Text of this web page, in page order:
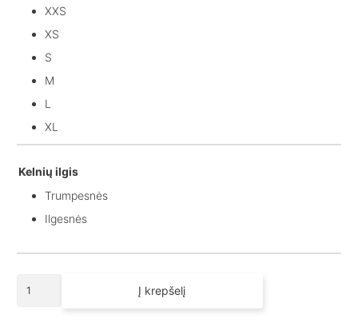
XXS
XS
S
M
L
XL
Kelnių ilgis
Trumpesnės
Ilgesnės
Į krepšelį